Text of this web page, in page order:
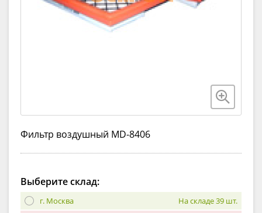
Фильтр воздушный MD-8406
Выберите склад:
г. Москва
На складе 39 шт.